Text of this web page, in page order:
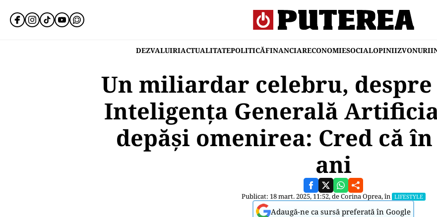
DEZVALUIRIACTUALITATEPOLITICĂFINANCIARECONOMIESOCIALOPINIIZVONURI
Un miliardar celebru,
Inteligența Generală
depăși omenirea: Cred că
ani
Publicat: 18 mart. 2025, 11:52, deCorina Oprea, în LIFESTYLE
Adaugă-ne ca sursă preferată în Google